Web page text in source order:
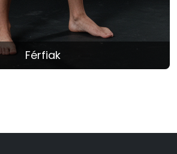
Férfiak